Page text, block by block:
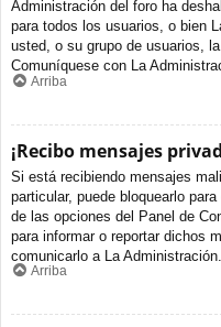
Administración del foro ha
para todos los usuarios, o bien
usted, o su grupo de usuarios,
Comuníquese con La
Arriba
¡Recibo mensajes
Si está recibiendo mensajes
particular, puede bloquearlo
de las opciones del Panel de
para informar o reportar dichos
comunicarlo a La Administración.
Arriba